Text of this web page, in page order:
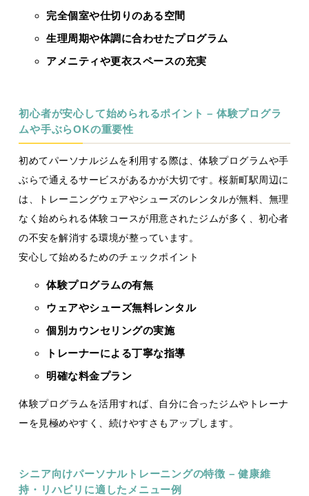
完全個室や仕切りのある空間
生理周期や体調に合わせたプログラム
アメニティや更衣スペースの充実
初心者が安心して始められるポイント – 体験プログラ
ムや手ぶらOKの重要性
初めてパーソナルジムを利用する際は、体験プログラムや手
ぶらで通えるサービスがあるかが大切です。桜新町駅周辺に
は、トレーニングウェアやシューズのレンタルが無料、無理
なく始められる体験コースが用意されたジムが多く、初心者
の不安を解消する環境が整っています。
安心して始めるためのチェックポイント
体験プログラムの有無
ウェアやシューズ無料レンタル
個別カウンセリングの実施
トレーナーによる丁寧な指導
明確な料金プラン
体験プログラムを活用すれば、自分に合ったジムやトレーナ
ーを見極めやすく、続けやすさもアップします。
シニア向けパーソナルトレーニングの特徴 – 健康維
持・リハビリに適したメニュー例